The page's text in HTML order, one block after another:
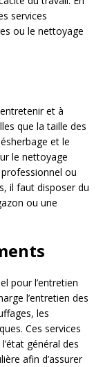
services
ou le nettoyage
et à
que la taille des
et le
le nettoyage
ou
il faut disposer du
ou une
pour l’entretien
l’entretien des
les
Ces services
général des
afin d’assurer